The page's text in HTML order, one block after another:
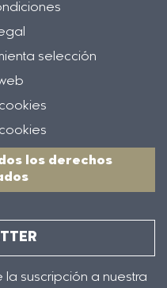
selección
los derechos
la suscripción a nuestra